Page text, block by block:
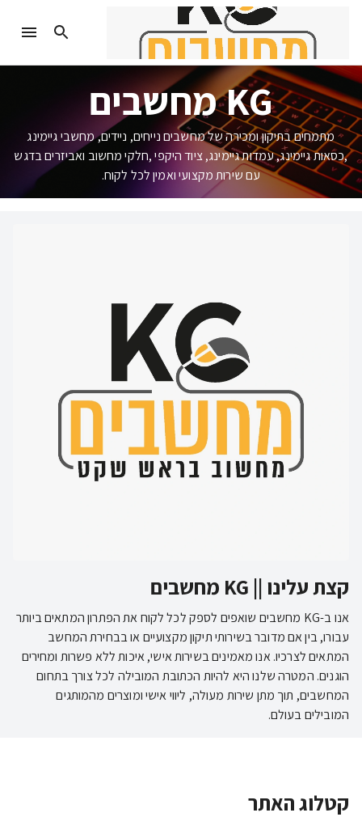
KG מחשבים
מתמחים בתיקון ומכירה של מחשבים נייחים, ניידים, מחשבי גיימינג
,כסאות גיימינג, עמדות גיימינג, ציוד היקפי ,חלקי מחשוב ואביזרים בדגש
עם שירות מקצועי ואמין לכל לקוח.
קצת עלינו || KG מחשבים
אנו ב-KG מחשבים שואפים לספק לכל לקוח את הפתרון המתאים ביותר
עבורו, בין אם מדובר בשירותי תיקון מקצועיים או בבחירת המחשב
המתאים לצרכיו. אנו מאמינים בשירות אישי, איכות ללא פשרות ומחירים
הוגנים. המטרה שלנו היא להיות הכתובת המובילה לכל צורך בתחום
המחשבים, תוך מתן שירות מעולה, ליווי אישי ומוצרים מהמותגים
המובילים בעולם.
קטלוג האתר